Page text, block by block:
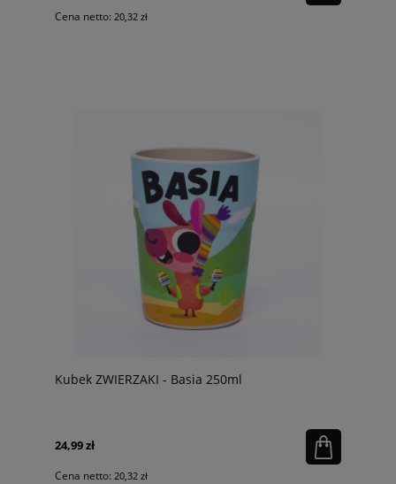
Cena netto: 20,32 zł
Kubek ZWIERZAKI - Basia 250ml
24,99 zł
Cena netto: 20,32 zł